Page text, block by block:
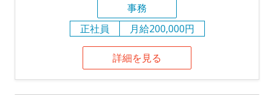
事務
正社員
月給200,000円
詳細を見る